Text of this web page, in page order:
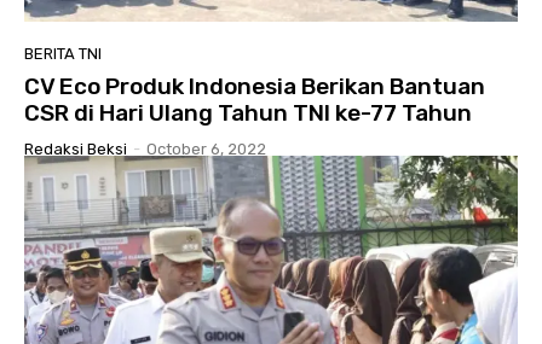
BERITA TNI
CV Eco Produk Indonesia Berikan Bantuan
CSR di Hari Ulang Tahun TNI ke-77 Tahun
Redaksi Beksi - October 6, 2022